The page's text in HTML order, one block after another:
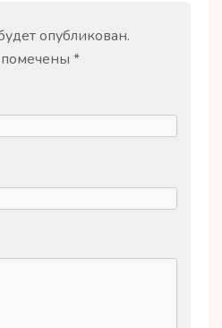
опубликован.
*